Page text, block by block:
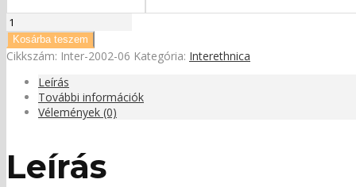
VARJÚ
KATALIN:
„Péntek
délig
nyitva
Kosárba teszem
Cikkszám: Inter-2002-06 Kategória: Interethnica
Leírás
További információk
Vélemények (0)
Leírás